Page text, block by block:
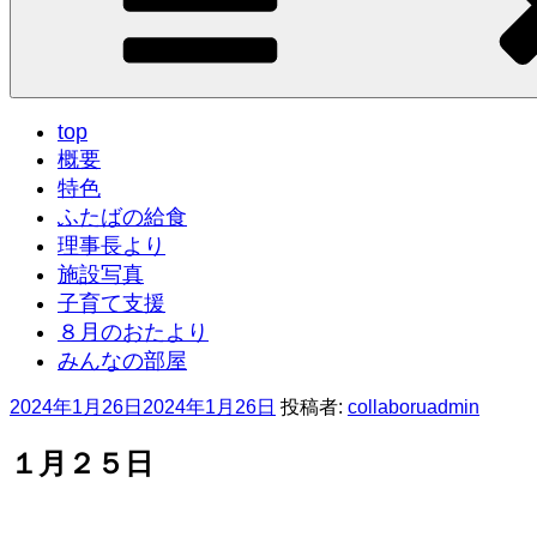
top
概要
特色
ふたばの給食
理事長より
施設写真
子育て支援
８月のおたより
みんなの部屋
投
日:
2024年1月26日 2024年1月26日 投稿者: collaboruadmin
１月２５日